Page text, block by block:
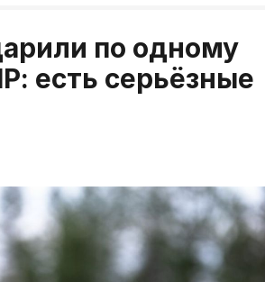
по одному
есть серьёзные